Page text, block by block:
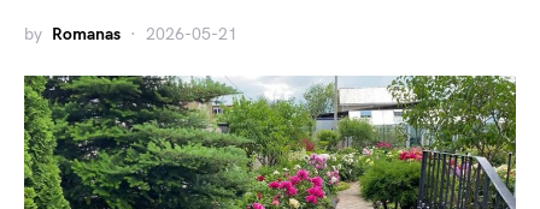
by Romanas 2026-05-21